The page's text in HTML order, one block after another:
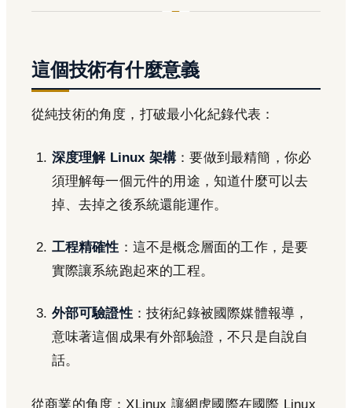
這個技術有什麼意義
從純技術的角度，打破最小化紀錄代表：
深度理解 Linux 架構：要做到最精簡，你必
須理解每一個元件的用途，知道什麼可以去
掉、去掉之後系統還能運作。
工程精確性 ：這不是概念層面的工作，是要
實際讓系統跑起來的工程。
外部可驗證性：技術紀錄被國際媒體報導，
意味著這個成果有外部驗證，不只是自說自
話。
從商業的角度：XLinux 讓網虎國際在國際 Linux